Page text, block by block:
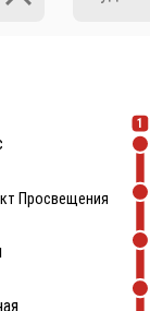
1
Просвещения